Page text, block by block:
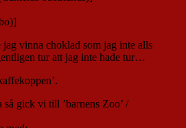
vinna choklad som jag inte alls
tur att jag inte hade tur…
gick vi till ’barnens Zoo’ /